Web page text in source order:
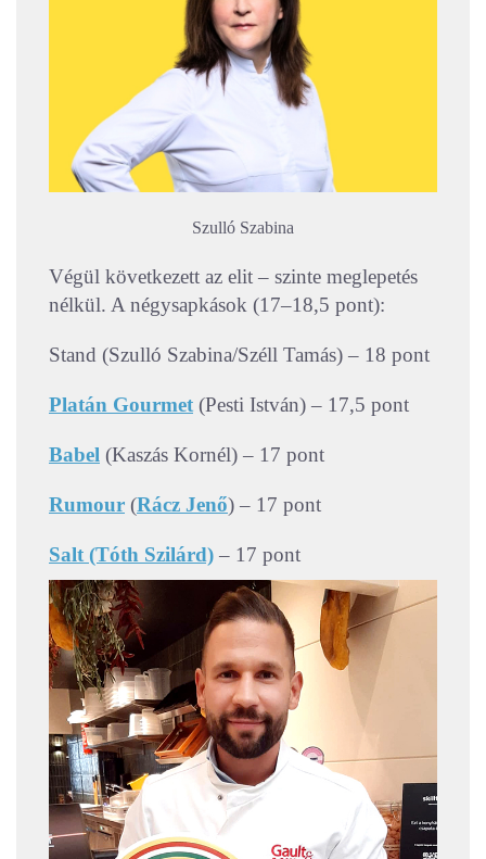
Szulló Szabina
Végül következett az elit – szinte meglepetés
nélkül. A négysapkások (17–18,5 pont):
Stand (Szulló Szabina/Széll Tamás) – 18 pont
Platán Gourmet(Pesti István) – 17,5 pont
Babel (Kaszás Kornél) – 17 pont
Rumour (Rácz Jenő) – 17 pont
Salt (Tóth Szilárd) – 17 pont